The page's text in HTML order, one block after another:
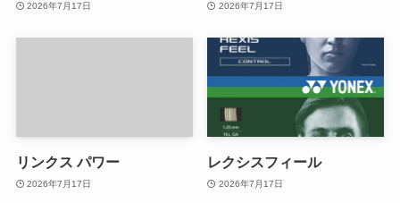
2026年7月17日 2026年7月17日
リンクス パワー
2026年7月17日
レクシスフィール
2026年7月17日